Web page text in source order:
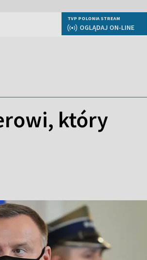
TVP POLONIA STREAM
OGLĄDAJ ON-LINE
który